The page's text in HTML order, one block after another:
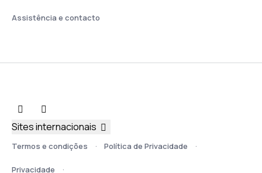
Assistência e contacto
Termos e condições Política de Privacidade
Privacidade
Sites internacionais